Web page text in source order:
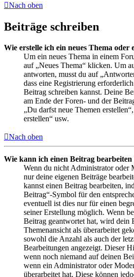
Nach oben
Beiträge schreiben
Wie erstelle ich ein neues Thema oder
Um ein neues Thema in einem
auf „Neues Thema“ klicken. Um
antworten, musst du auf
dass eine Registrierung
Beitrag schreiben kannst. Deine
am Ende der Foren- und der
„Du darfst neue Themen
erstellen“ usw.
Nach oben
Wie kann ich einen Beitrag bearbeiten
Wenn du nicht Administrator oder
nur deine eigenen Beiträge
kannst einen Beitrag bearbeiten,
Beitrag“-Symbol für den
eventuell ist dies nur für einen
seiner Erstellung möglich. Wenn
Beitrag geantwortet hat, wird dein
Themenansicht als überarbeitet
sowohl die Anzahl als auch der
Bearbeitungen angezeigt. Dieser
wenn noch niemand auf deinen
wenn ein Administrator oder
überarbeitet hat. Diese können